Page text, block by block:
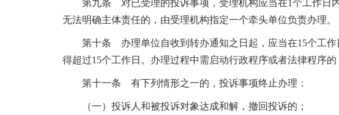
第九条 对已受理的投诉事项，受理机构应当在1个工作日
无法明确主体责任的，由受理机构指定一个牵头单位负责办理。
第十条 办理单位自收到转办通知之日起，应当在15个工
得超过15个工作日。办理过程中需启动行政程序或者法律程序的
第十一条 有下列情形之一的，投诉事项终止办理：
（一）投诉人和被投诉对象达成和解，撤回投诉的；